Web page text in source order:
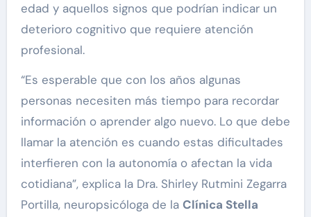
edad y aquellos signos que podrían indicar un
deterioro cognitivo que requiere atención
profesional.
“Es esperable que con los años algunas
personas necesiten más tiempo para recordar
información o aprender algo nuevo. Lo que debe
llamar la atención es cuando estas dificultades
interfieren con la autonomía o afectan la vida
cotidiana”, explica la Dra. Shirley Rutmini Zegarra
Portilla, neuropsicóloga de la Clínica Stella